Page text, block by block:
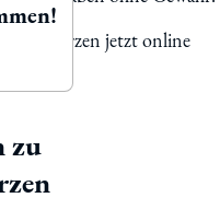
Festmärzen jetzt online
zu